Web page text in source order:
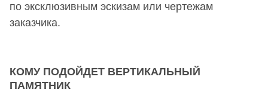
по эксклюзивным эскизам или чертежам
заказчика.
КОМУ ПОДОЙДЕТ ВЕРТИКАЛЬНЫЙ
ПАМЯТНИК